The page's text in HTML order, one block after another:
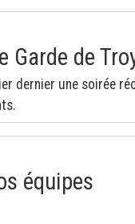
Garde de
dernier une soirée
équipes